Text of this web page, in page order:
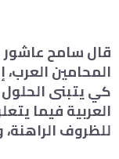
قال سامح عاشور
المحامين
كي يتبنى
العربية فيما
للظروف